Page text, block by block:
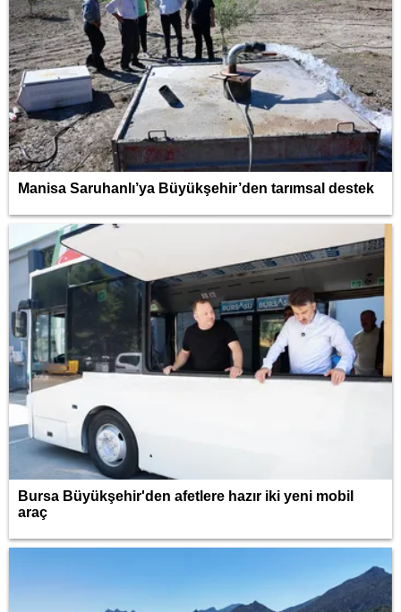
Manisa Saruhanlı’ya Büyükşehir’den tarımsal destek
Bursa Büyükşehir'den afetlere hazır iki yeni mobil
araç